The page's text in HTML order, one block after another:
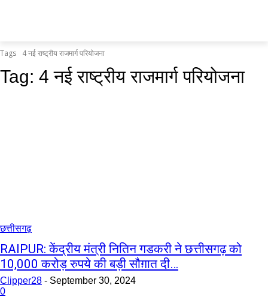
Tags 4 नई राष्ट्रीय राजमार्ग परियोजना
Tag: 4 नई राष्ट्रीय राजमार्ग परियोजना
छत्तीसगढ़
RAIPUR: केंद्रीय मंत्री नितिन गडकरी ने छत्तीसगढ़ को
10,000 करोड़ रुपये की बड़ी सौग़ात दी…
Clipper28 - September 30, 2024
0